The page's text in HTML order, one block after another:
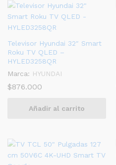
Televisor Hyundai 32″ Smart
Roku TV QLED –
HYLED3258QR
Marca: HYUNDAI
$876.000
Añadir al carrito